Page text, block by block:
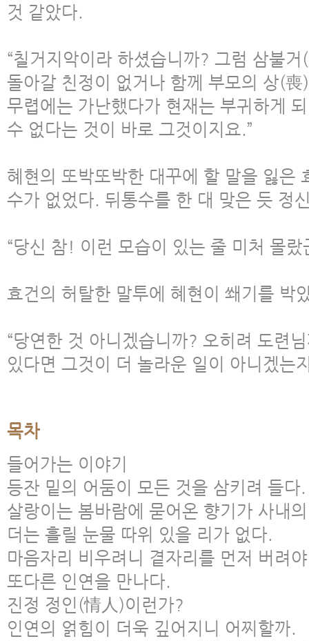
것 같았다.
“칠거지악이라 하셨습니까? 그럼 삼불
돌아갈 친정이 없거나 함께 부모의 상(
무렵에는 가난했다가 현재는 부귀하게
수 없다는 것이 바로 그것이지요.”
혜현의 또박또박한 대꾸에 할 말을 잃은
수가 없었다. 뒤통수를 한 대 맞은 듯 정
“당신 참! 이런 모습이 있는 줄 미처 몰랐
효건의 허탈한 말투에 혜현이 쐐기를 박
“당연한 것 아니겠습니까? 오히려 도련
있다면 그것이 더 놀라운 일이 아니겠는
목차
들어가는 이야기
등잔 밑의 어둠이 모든 것을 삼키려 들다.
살랑이는 봄바람에 묻어온 향기가 사내
더는 흘릴 눈물 따위 있을 리가 없다.
마음자리 비우려니 곁자리를 먼저 버려
또다른 인연을 만나다.
진정 정인(情人)이런가?
인연의 얽힘이 더욱 깊어지니 어찌할까.